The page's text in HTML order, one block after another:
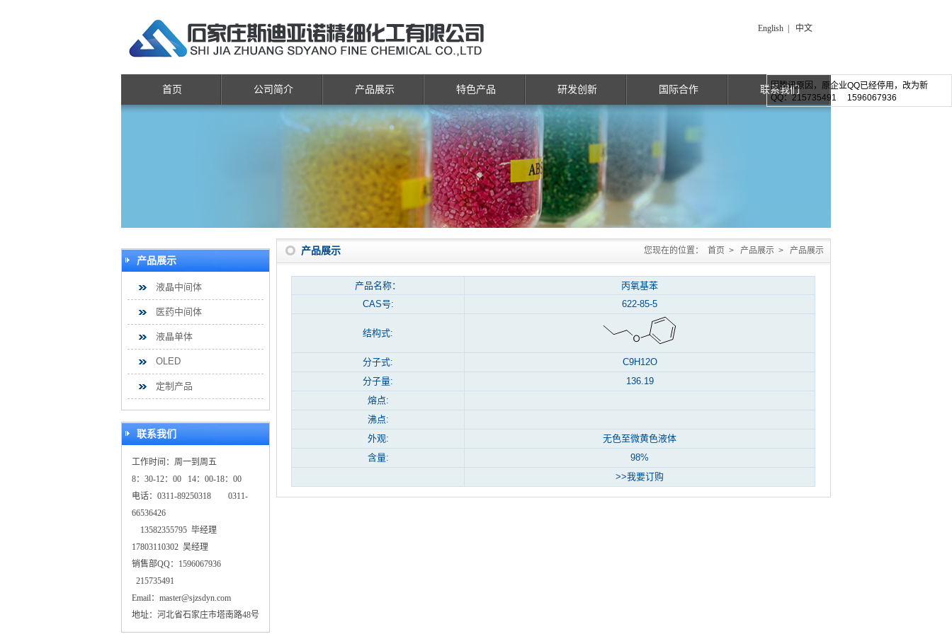
因腾讯原因，原企业QQ已经停用，改为新
QQ：215735491 1596067936
English 中文
首页 公司简介 产品展示 特色产品 研发创新 国际合作 联系我们
产品展示
液晶中间体
医药中间体
液晶单体
OLED
定制产品
联系我们
工作时间：周一到周五
8：30-12：00 14：00-18：00
电话：0311-89250318 0311-
66536426
13582355795 毕经理
17803110302 吴经理
销售部QQ：1596067936
215735491
Email：master@sjzsdyn.com
地址：河北省石家庄市塔南路48号
您现在的位置： 首页 > 产品展示 > 产品展示
产品展示
产品名称：
丙氧基苯
CAS号:
622-85-5
结构式:
分子式:
C9H12O
分子量:
136.19
熔点:
沸点:
外观:
无色至微黄色液体
含量:
98%
>>我要订购